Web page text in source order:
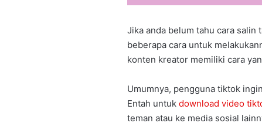
Jika anda belum tahu cara salin
beberapa cara untuk
konten kreator memiliki cara
Umumnya, pengguna tiktok
Entah untuk download video
teman atau ke media sosial